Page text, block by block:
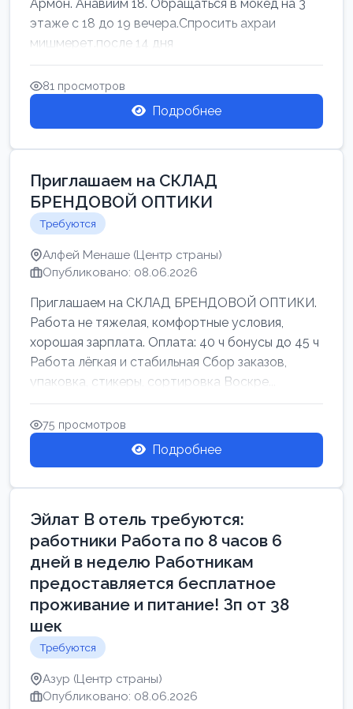
Армон. Анавиим 18. Обращаться в мокед на 3
этаже с 18 до 19 вечера.Спросить ахраи
мишмерет.после 14 дня
81 просмотров
Подробнее
Приглашаем на СКЛАД
БРЕНДОВОЙ ОПТИКИ
Требуются
Алфей Менаше (Центр страны)
Опубликовано: 08.06.2026
Приглашаем на СКЛАД БРЕНДОВОЙ ОПТИКИ.
Работа не тяжелая, комфортные условия,
хорошая зарплата. Оплата: 40 ч бонусы до 45 ч
Работа лёгкая и стабильная Сбор заказов,
упаковка, стикеры, сортировка Воскре...
75 просмотров
Подробнее
Эйлат В отель требуются:
работники Работа по 8 часов 6
дней в неделю Работникам
предоставляется бесплатное
проживание и питание! Зп от 38
шек
Требуются
Азур (Центр страны)
Опубликовано: 08.06.2026